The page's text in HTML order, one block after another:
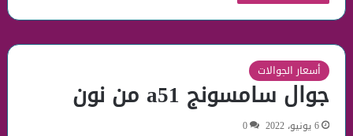
أسعار الجوالات
جوال سامسونج a51 من نون
6 يونيو، 2022 0